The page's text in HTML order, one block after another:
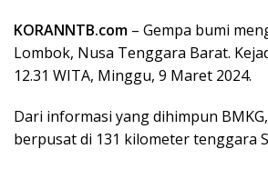
KORANNTB.com – Gempa bumi
Lombok, Nusa Tenggara Barat.
12.31 WITA, Minggu, 9 Maret 2024.
Dari informasi yang dihimpun
berpusat di 131 kilometer tenggara